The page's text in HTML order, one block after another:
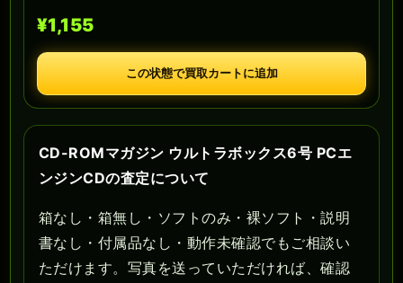
¥1,155
この状態で買取カートに追加
CD-ROMマガジン ウルトラボックス6号 PCエ
ンジンCDの査定について
箱なし・箱無し・ソフトのみ・裸ソフト・説明
書なし・付属品なし・動作未確認でもご相談い
ただけます。写真を送っていただければ、確認